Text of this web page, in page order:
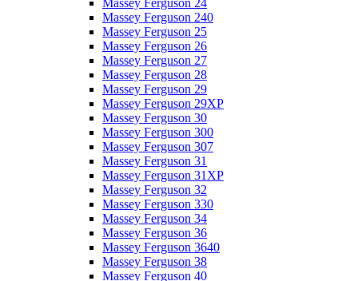
Massey Ferguson 24
Massey Ferguson 240
Massey Ferguson 25
Massey Ferguson 26
Massey Ferguson 27
Massey Ferguson 28
Massey Ferguson 29
Massey Ferguson 29XP
Massey Ferguson 30
Massey Ferguson 300
Massey Ferguson 307
Massey Ferguson 31
Massey Ferguson 31XP
Massey Ferguson 32
Massey Ferguson 330
Massey Ferguson 34
Massey Ferguson 36
Massey Ferguson 3640
Massey Ferguson 38
Massey Ferguson 40